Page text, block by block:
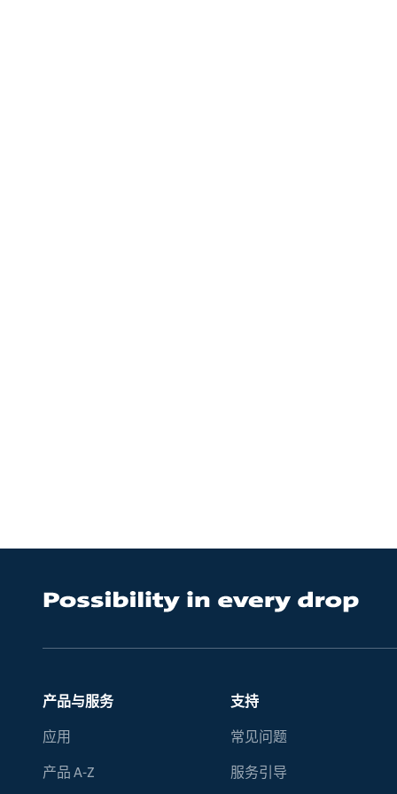
产品与服务
应用
产品 A-Z
支持
常见问题
服务引导